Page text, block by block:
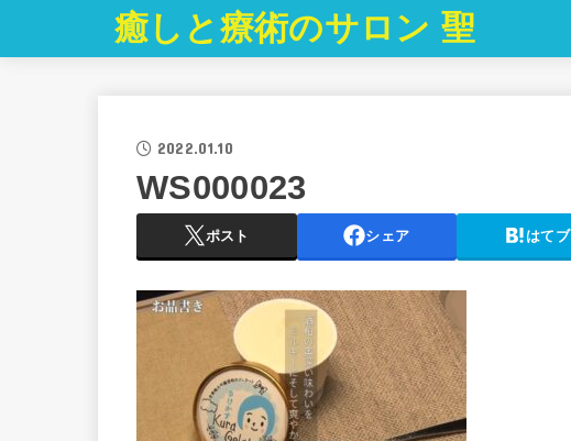
癒しと療術のサロン 聖
2022.01.10
WS000023
ポスト シェア はてブ